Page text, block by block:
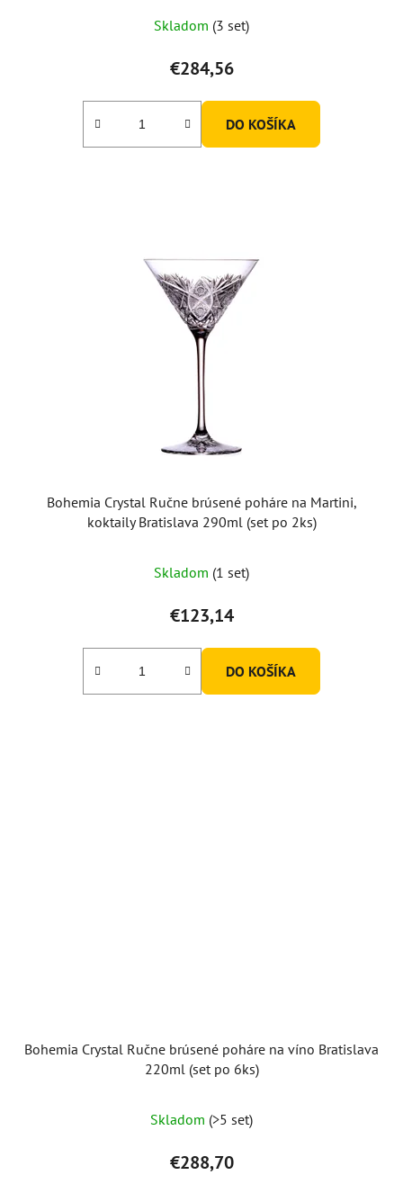
Skladom (3 set)
€284,56
DO KOŠÍKA
Bohemia Crystal Ručne brúsené poháre na Martini,
koktaily Bratislava 290ml (set po 2ks)
Skladom (1 set)
€123,14
DO KOŠÍKA
Bohemia Crystal Ručne brúsené poháre na víno Bratislava
220ml (set po 6ks)
Skladom (>5 set)
€288,70